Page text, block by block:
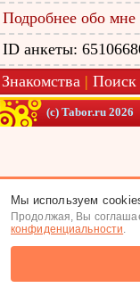
Подробнее обо мне
ID анкеты:
Знакомства | Поиск
(c) Tabor.ru 2026
Мы используем
Продолжая, Вы
конфиденциальности.